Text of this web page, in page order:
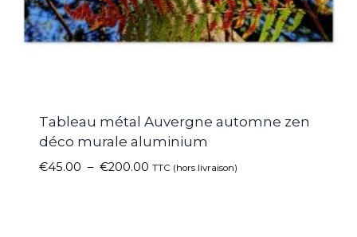
Tableau métal Auvergne automne zen
déco murale aluminium
€45.00 – €200.00 TTC (hors livraison)